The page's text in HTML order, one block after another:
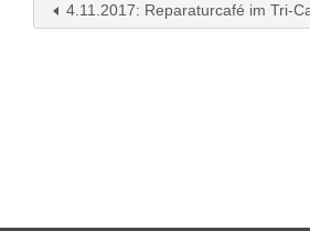
4.11.2017: Reparaturcafé im Tri-